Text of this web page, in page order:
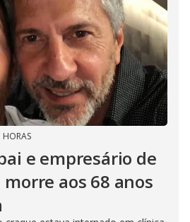
HORAS
e empresário de
aos 68 anos